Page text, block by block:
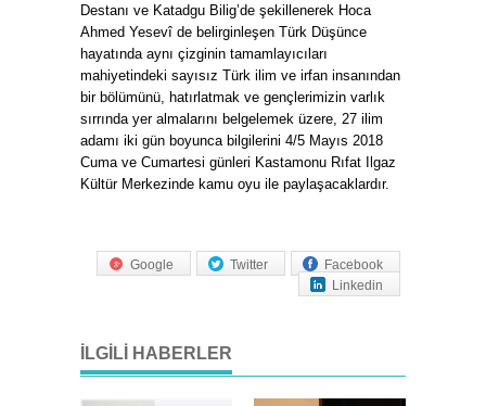
Destanı ve Katadgu Bilig’de şekillenerek Hoca
Ahmed Yesevî de belirginleşen Türk Düşünce
hayatında aynı çizginin tamamlayıcıları
mahiyetindeki sayısız Türk ilim ve irfan insanından
bir bölümünü, hatırlatmak ve gençlerimizin varlık
sırrında yer almalarını belgelemek üzere, 27 ilim
adamı iki gün boyunca bilgilerini 4/5 Mayıs 2018
Cuma ve Cumartesi günleri Kastamonu Rıfat Ilgaz
Kültür Merkezinde kamu oyu ile paylaşacaklardır.
Facebook
Twitter
Google
Linkedin
İLGILI HABERLER